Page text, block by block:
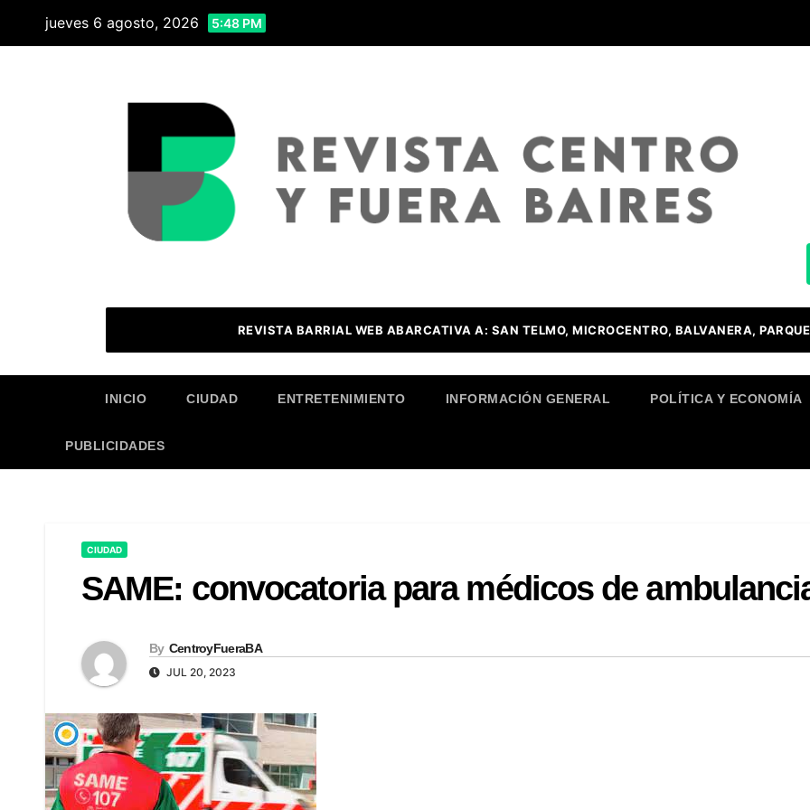
jueves 6 agosto, 2026 5:48 PM
REVISTA BARRIAL WEB ABARCATIVA A: SAN TELMO, MICROCENTRO, BALVANERA,
INICIO CIUDAD ENTRETENIMIENTO INFORMACIÓN GENERAL POLÍTICA Y ECONOMÍA
PUBLICIDADES
CIUDAD
SAME: convocatoria para médicos de
By CentroyFueraBA
JUL 20, 2023